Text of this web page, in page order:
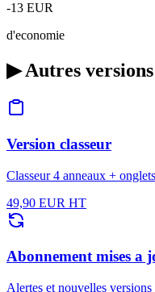
-13 EUR
d'economie
▶Autres
Version classeur
Classeur 4 anneaux + onglets
49,90 EUR HT
Abonnement mises a
Alertes et nouvelles versions